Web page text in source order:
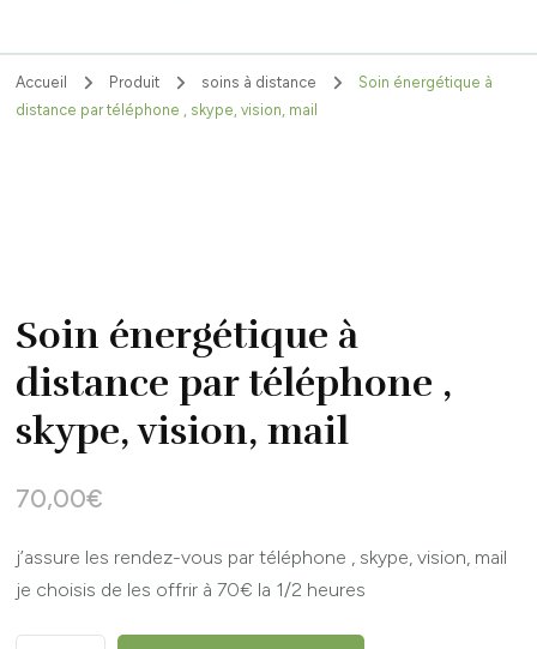
Accueil Produit soins à distance
Soin énergétique à
distance par téléphone , skype, vision, mail
Soin énergétique à
distance par téléphone ,
skype, vision, mail
70,00€
j’assure les rendez-vous par téléphone , skype, vision, mail
je choisis de les offrir à 70€ la 1/2 heures